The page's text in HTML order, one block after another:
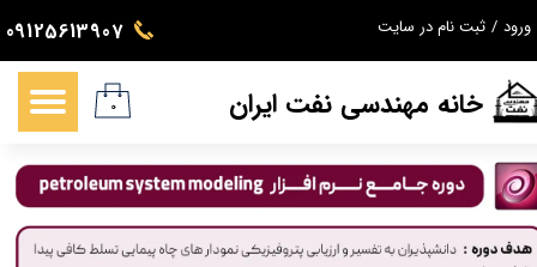
09125613907 ورود / ثبت نام در سایت
حساب کاربری من
تغییر گذر واژه
سفارشات
خروج از حساب کاربری
خانه مهندسی نفت ایران ۰